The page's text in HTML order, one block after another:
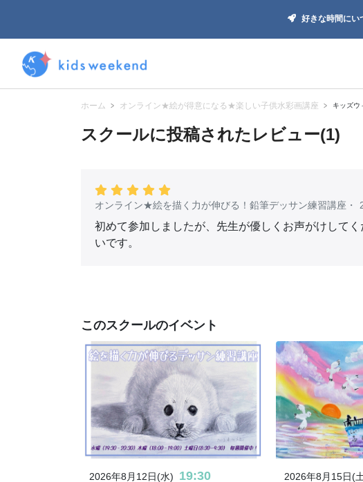
好きな時間にい
ホーム オンライン★絵が得意になる★楽しい子供水彩画講座 キッズ
スクールに投稿されたレビュー(1)
オンライン★絵を描く力が伸びる！鉛筆デッサン練習講座 ・
初めて参加しましたが、先生が優しくお声がけして
いです。
このスクールのイベント
2026年8月12日(水) 19:30 2026年8月15日(